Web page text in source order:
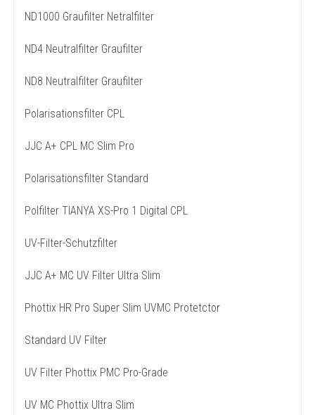
ND1000 Graufilter Netralfilter
ND4 Neutralfilter Graufilter
ND8 Neutralfilter Graufilter
Polarisationsfilter CPL
JJC A+ CPL MC Slim Pro
Polarisationsfilter Standard
Polfilter TIANYA XS-Pro 1 Digital CPL
UV-Filter-Schutzfilter
JJC A+ MC UV Filter Ultra Slim
Phottix HR Pro Super Slim UVMC Protetctor
Standard UV Filter
UV Filter Phottix PMC Pro-Grade
UV MC Phottix Ultra Slim